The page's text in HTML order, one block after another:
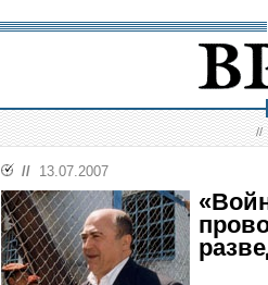
//
// 13.07.2007